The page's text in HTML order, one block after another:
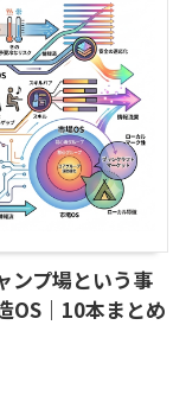
ンプ場という事
OS｜10本まとめ